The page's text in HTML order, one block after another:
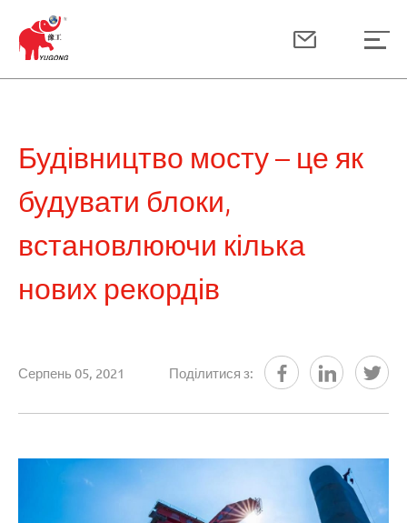
Будівництво мосту – це як
будувати блоки,
встановлюючи кілька
нових рекордів
Серпень 05, 2021 Поділитися з: